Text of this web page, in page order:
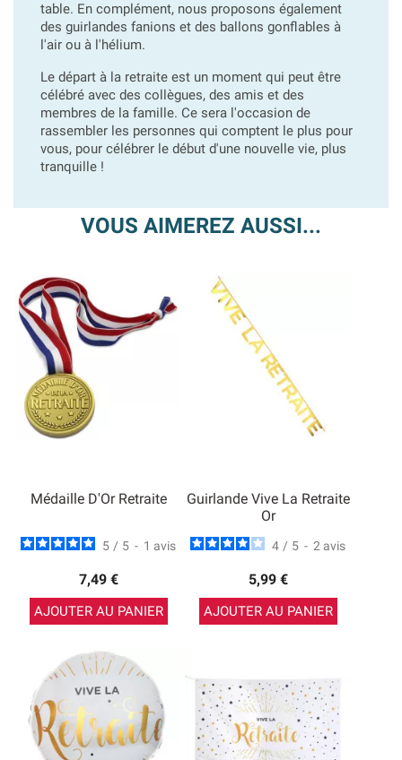
table. En complément, nous proposons également
des guirlandes fanions et des ballons gonflables à
l'air ou à l'hélium.
Le départ à la retraite est un moment qui peut être
célébré avec des collègues, des amis et des
membres de la famille. Ce sera l'occasion de
rassembler les personnes qui comptent le plus pour
vous, pour célébrer le début d'une nouvelle vie, plus
tranquille !
VOUS AIMEREZ AUSSI...
Médaille D'Or Retraite
5 / 5 - 1 avis
7,49 €
AJOUTER AU PANIER
Guirlande Vive La Retraite
Or
4 / 5 - 2 avis
5,99 €
AJOUTER AU PANIER